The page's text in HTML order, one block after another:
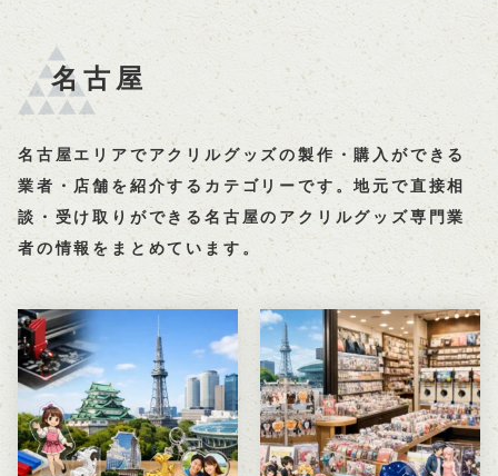
名古屋
名古屋エリアでアクリルグッズの製作・購入ができる
業者・店舗を紹介するカテゴリーです。地元で直接相
談・受け取りができる名古屋のアクリルグッズ専門業
者の情報をまとめています。